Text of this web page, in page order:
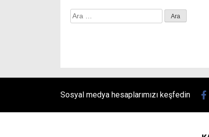
Arama:
Sosyal medya hesaplarımızı keşfedin